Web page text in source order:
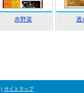
赤野菜 透
| サイトマップ